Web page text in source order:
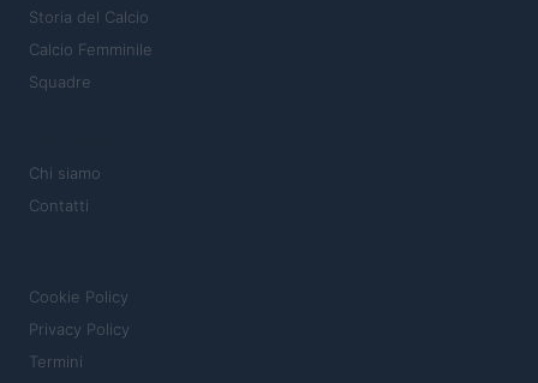
Storia del Calcio
Calcio Femminile
Squadre
Chi siamo
Contatti
Cookie Policy
Privacy Policy
Termini